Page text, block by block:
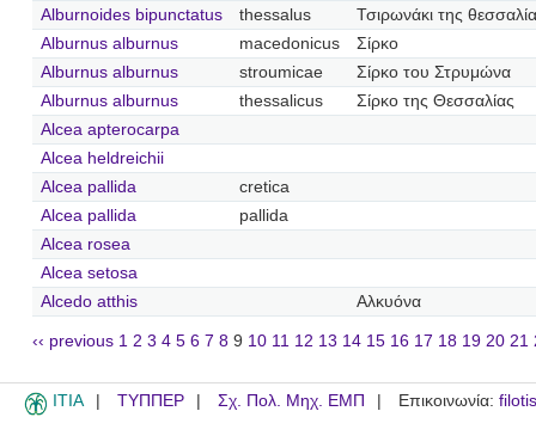
Alburnoides bipunctatus
thessalus
Τσιρωνάκι της
Alburnus alburnus
macedonicus
Σίρκο
Alburnus alburnus
stroumicae
Σίρκο του Στρυμώνα
Alburnus alburnus
thessalicus
Σίρκο της Θεσσαλίας
Alcea apterocarpa
Alcea heldreichii
Alcea pallida
cretica
Alcea pallida
pallida
Alcea rosea
Alcea setosa
Alcedo atthis
Αλκυόνα
‹‹ previous 1 2 3 4 5 6 7 8 9 10 11 12 13 14 15 16 17 18 19 20 21
ITIA ΤΥΠΠΕΡ Σχ. Πολ. Μηχ. ΕΜΠ Επικοινωνία: